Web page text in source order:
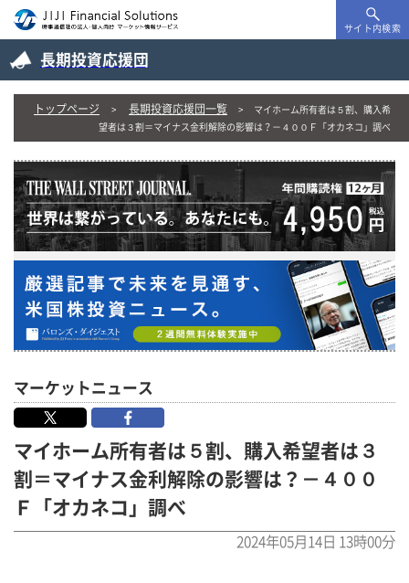
サイト内検索
長期投資応援団
トップページ 長期投資応援団一覧
マイホーム所有者は５割、購入希
望者は３割＝マイナス金利解除の影響は？－４００Ｆ「オカネコ」調べ
マーケットニュース
マイホーム所有者は５割、購入希望者は３
割＝マイナス金利解除の影響は？－４００
Ｆ「オカネコ」調べ
2024年05月14日 13時00分